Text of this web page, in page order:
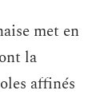
met en
la
affinés